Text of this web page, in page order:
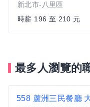
新北市-八里區
時薪 196 至 210 元
最多人瀏覽的
558 蘆洲三民餐廳